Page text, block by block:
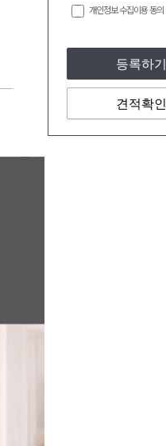
개인정보 수집이용 동의
등록하기
견적확인